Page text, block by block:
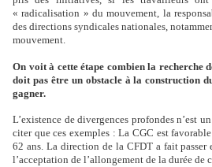
« radicalisation » du mouvement, la
des directions syndicales nationales,
mouvement.
On voit à cette étape combien la recherche
doit pas être un obstacle à la construction
gagner.
L’existence de divergences profondes n’est
citer que ces exemples : La CGC est
62 ans. La direction de la CFDT a fait passer
l’acceptation de l’allongement de la durée de